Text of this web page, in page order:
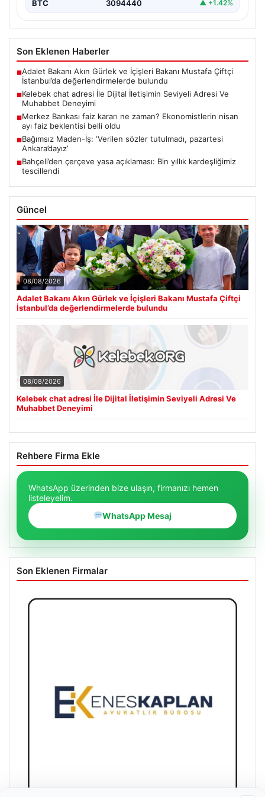
BTC 3094440 ▲ +1.42%
Son Eklenen Haberler
■Adalet Bakanı Akın Gürlek ve İçişleri Bakanı Mustafa Çiftçi
İstanbul’da değerlendirmelerde bulundu
■Kelebek chat adresi İle Dijital İletişimin Seviyeli Adresi Ve
Muhabbet Deneyimi
■Merkez Bankası faiz kararı ne zaman? Ekonomistlerin nisan
ayı faiz beklentisi belli oldu
■Bağımsız Maden-İş: ‘Verilen sözler tutulmadı, pazartesi
Ankara’dayız’
■Bahçeli’den çerçeve yasa açıklaması: Bin yıllık kardeşliğimiz
tescillendi
Güncel
08/08/2026
Adalet Bakanı Akın Gürlek ve İçişleri Bakanı Mustafa Çiftçi
İstanbul’da değerlendirmelerde bulundu
08/08/2026
Kelebek chat adresi İle Dijital İletişimin Seviyeli Adresi Ve
Muhabbet Deneyimi
Rehbere Firma Ekle
WhatsApp üzerinden bize ulaşın, firmanızı hemen
listeleyelim.
WhatsApp Mesaj
Son Eklenen Firmalar